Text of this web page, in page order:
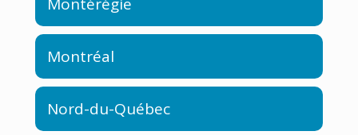
Montréal
Nord-du-Québec